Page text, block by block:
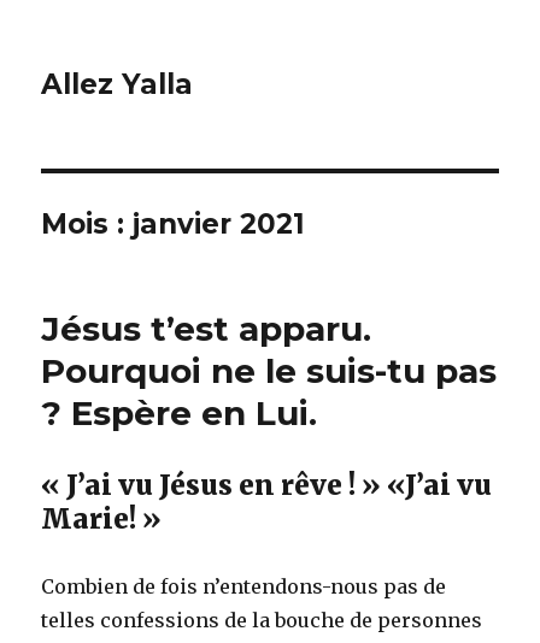
Allez Yalla
Mois : janvier 2021
Jésus t’est apparu.
Pourquoi ne le suis-tu pas
? Espère en Lui.
« J’ai vu Jésus en rêve ! » «J’ai vu
Marie! »
Combien de fois n’entendons-nous pas de
telles confessions de la bouche de personnes